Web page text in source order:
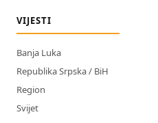
VIJESTI
Banja Luka
Republika Srpska / BiH
Region
Svijet